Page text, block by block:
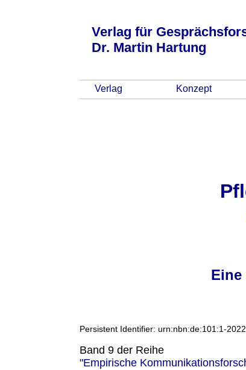
Verlag für
Dr. Martin Hartung
Verlag Konzept
Persistent Identifier: urn:nbn:de:101:1-
Band 9 der Reihe
"Empirische